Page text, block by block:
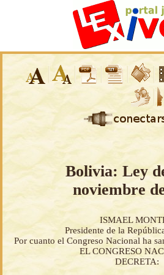
Bolivia: Ley
noviembre
ISMAEL
Presidente de la
Por cuanto el Congreso Nacional ha
EL CONGRESO
DECRETA: